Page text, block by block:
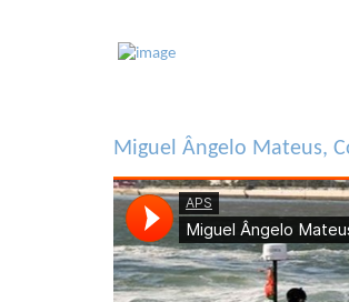
Miguel Ângelo Mateus,